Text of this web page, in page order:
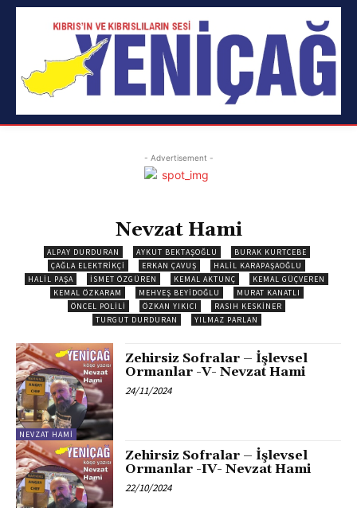
- Advertisement -
Nevzat Hami
ALPAY DURDURAN AYKUT BEKTAŞOĞLU
BURAK KURTCEBE
ÇAĞLA ELEKTRIKÇI
ERKAN ÇAVUŞ
HALIL KARAPAŞAOĞLU
HALIL PAŞA
İSMET ÖZGÜREN KEMAL AKTUNÇ
KEMAL GÜÇVEREN
KEMAL ÖZKARAM
MEHVEŞ BEYIDOĞLU
MURAT KANATLI
ÖNCEL POLILI
ÖZKAN YIKICI
RASIH KESKINER
TURGUT DURDURAN
YILMAZ PARLAN
NEVZAT HAMI
Zehirsiz Sofralar – İşlevsel
Ormanlar -V- Nevzat Hami
24/11/2024
Zehirsiz Sofralar – İşlevsel
Ormanlar -IV- Nevzat Hami
22/10/2024